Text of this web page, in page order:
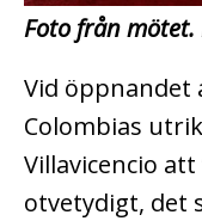
Foto från mötet.
Vid öppnandet
Colombias
Villavicencio
otvetydigt, det